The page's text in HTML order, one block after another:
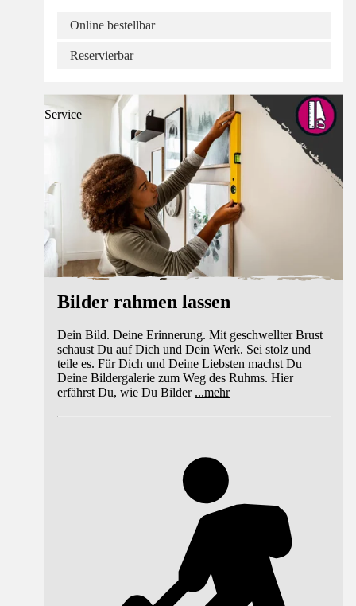
Online bestellbar
Reservierbar
Service
Bilder rahmen lassen
Dein Bild. Deine Erinnerung. Mit geschwellter Brust
schaust Du auf Dich und Dein Werk. Sei stolz und
teile es. Für Dich und Deine Liebsten machst Du
Deine Bildergalerie zum Weg des Ruhms. Hier
erfährst Du, wie Du Bilder ...mehr